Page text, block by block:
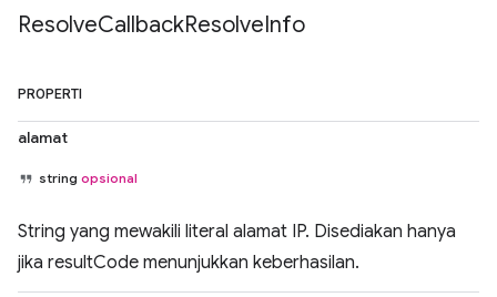
ResolveCallbackResolveInfo
PROPERTI
alamat
string opsional
String yang mewakili literal alamat IP. Disediakan hanya
jika resultCode menunjukkan keberhasilan.